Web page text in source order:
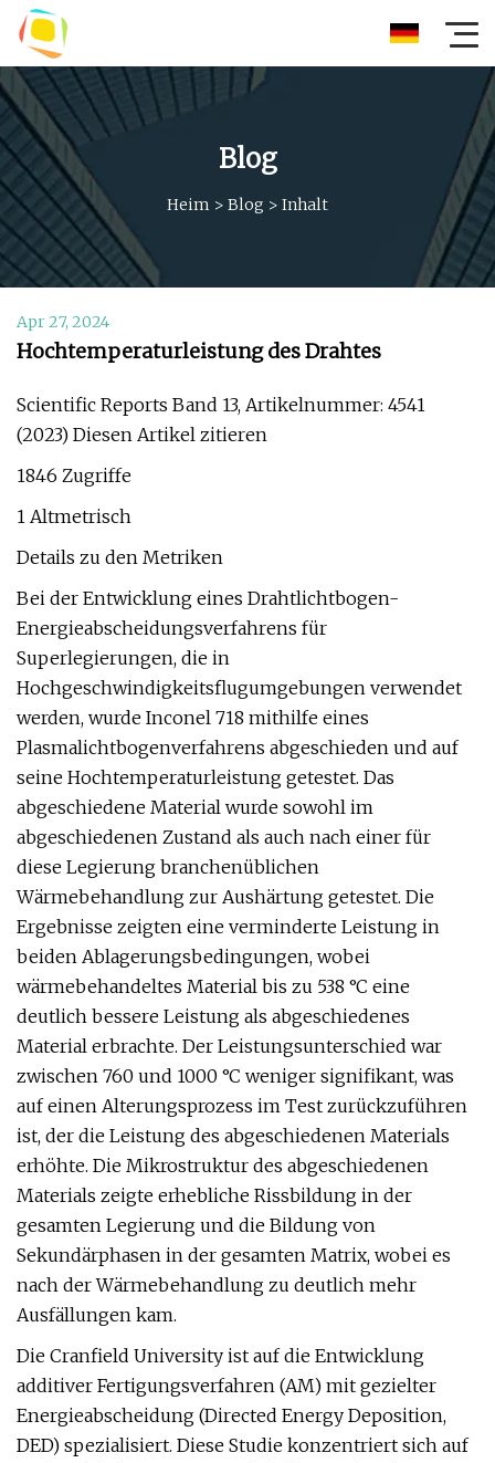
Blog
Heim > Blog > Inhalt
Apr 27, 2024
Hochtemperaturleistung des Drahtes
Scientific Reports Band 13, Artikelnummer: 4541
(2023) Diesen Artikel zitieren
1846 Zugriffe
1 Altmetrisch
Details zu den Metriken
Bei der Entwicklung eines Drahtlichtbogen-
Energieabscheidungsverfahrens für
Superlegierungen, die in
Hochgeschwindigkeitsflugumgebungen verwendet
werden, wurde Inconel 718 mithilfe eines
Plasmalichtbogenverfahrens abgeschieden und auf
seine Hochtemperaturleistung getestet. Das
abgeschiedene Material wurde sowohl im
abgeschiedenen Zustand als auch nach einer für
diese Legierung branchenüblichen
Wärmebehandlung zur Aushärtung getestet. Die
Ergebnisse zeigten eine verminderte Leistung in
beiden Ablagerungsbedingungen, wobei
wärmebehandeltes Material bis zu 538 °C eine
deutlich bessere Leistung als abgeschiedenes
Material erbrachte. Der Leistungsunterschied war
zwischen 760 und 1000 °C weniger signifikant, was
auf einen Alterungsprozess im Test zurückzuführen
ist, der die Leistung des abgeschiedenen Materials
erhöhte. Die Mikrostruktur des abgeschiedenen
Materials zeigte erhebliche Rissbildung in der
gesamten Legierung und die Bildung von
Sekundärphasen in der gesamten Matrix, wobei es
nach der Wärmebehandlung zu deutlich mehr
Ausfällungen kam.
Die Cranfield University ist auf die Entwicklung
additiver Fertigungsverfahren (AM) mit gezielter
Energieabscheidung (Directed Energy Deposition,
DED) spezialisiert. Diese Studie konzentriert sich auf